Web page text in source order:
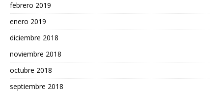
febrero 2019
enero 2019
diciembre 2018
noviembre 2018
octubre 2018
septiembre 2018